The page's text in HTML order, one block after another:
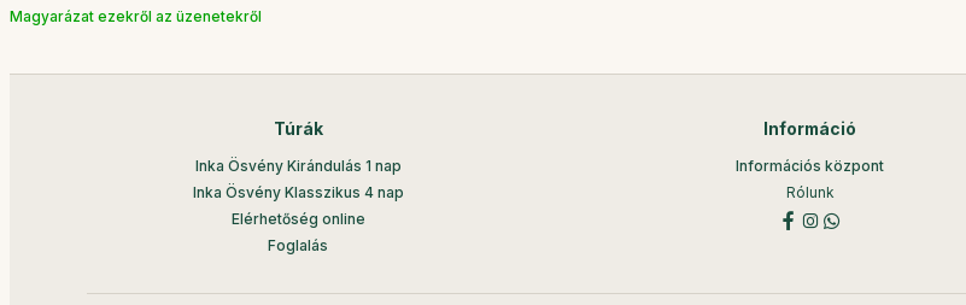
Magyarázat ezekről az üzenetekről
Túrák
Inka Ösvény Kirándulás 1 nap
Inka Ösvény Klasszikus 4 nap
Elérhetőség online
Foglalás
Információ
Információs központ
Rólunk